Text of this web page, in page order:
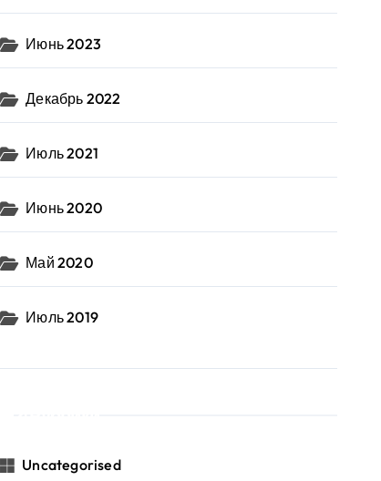
Июнь 2023
Декабрь 2022
Июль 2021
Июнь 2020
Май 2020
Июль 2019
Uncategorised